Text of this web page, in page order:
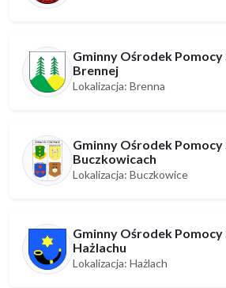
Gminny Ośrodek Pomocy
Brennej
Lokalizacja: Brenna
Gminny Ośrodek Pomocy
Buczkowicach
Lokalizacja: Buczkowice
Gminny Ośrodek Pomocy
Hażlachu
Lokalizacja: Hażlach